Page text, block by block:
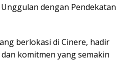
dengan Pendekatan
berlokasi di Cinere, hadir
komitmen yang semakin